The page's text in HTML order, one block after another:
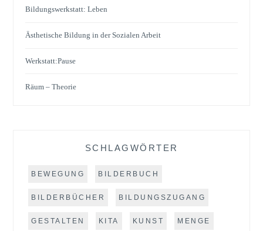
Bildungswerkstatt: Leben
Ästhetische Bildung in der Sozialen Arbeit
Werkstatt:Pause
Räum – Theorie
SCHLAGWÖRTER
BEWEGUNG BILDERBUCH
BILDERBÜCHER BILDUNGSZUGANG
GESTALTEN KITA KUNST MENGE